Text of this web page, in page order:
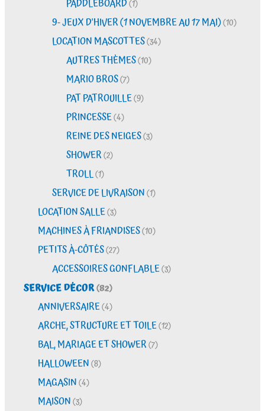
PADDLEBOARD(1)
9- JEUX D'HIVER (1 NOVEMBRE AU 17 MAI)(10)
LOCATION MASCOTTES(34)
AUTRES THÈMES(10)
MARIO BROS(7)
PAT PATROUILLE(9)
PRINCESSE(4)
REINE DES NEIGES(3)
SHOWER(2)
TROLL(1)
SERVICE DE LIVRAISON(1)
LOCATION SALLE(3)
MACHINES À FRIANDISES(10)
PETITS À-CÔTÉS(27)
ACCESSOIRES GONFLABLE(3)
SERVICE DÉCOR(82)
ANNIVERSAIRE(4)
ARCHE, STRUCTURE ET TOILE(12)
BAL, MARIAGE ET SHOWER(7)
HALLOWEEN(8)
MAGASIN(4)
MAISON(3)